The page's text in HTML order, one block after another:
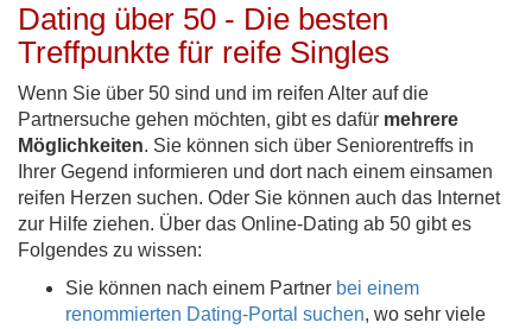
Dating über 50 - Die besten
Treffpunkte für reife Singles
Wenn Sie über 50 sind und im reifen Alter auf die
Partnersuche gehen möchten, gibt es dafür mehrere
Möglichkeiten. Sie können sich über Seniorentreffs in
Ihrer Gegend informieren und dort nach einem einsamen
reifen Herzen suchen. Oder Sie können auch das Internet
zur Hilfe ziehen. Über das Online-Dating ab 50 gibt es
Folgendes zu wissen:
Sie können nach einem Partner bei einem
renommierten Dating-Portal suchen, wo sehr viele